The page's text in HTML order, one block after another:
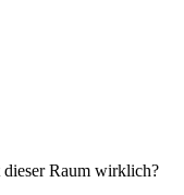
Raum wirklich?